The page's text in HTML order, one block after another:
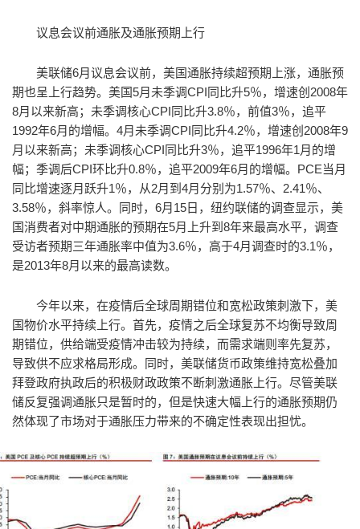
议息会议前通胀及通胀预期上行
美联储6月议息会议前，美国通胀持续超预期上涨，通胀预
期也呈上行趋势。美国5月未季调CPI同比升5％，增速创2008年
8月以来新高；未季调核心CPI同比升3.8％，前值3％，追平
1992年6月的增幅。4月未季调CPI同比升4.2％，增速创2008年9
月以来新高；未季调核心CPI同比升3％，追平1996年1月的增
幅；季调后CPI环比升0.8％，追平2009年6月的增幅。PCE当月
同比增速逐月跃升1％，从2月到4月分别为1.57％、2.41％、
3.58％，斜率惊人。同时，6月15日，纽约联储的调查显示，美
国消费者对中期通胀的预期在5月上升到8年来最高水平，调查
受访者预期三年通胀率中值为3.6％，高于4月调查时的3.1％，
是2013年8月以来的最高读数。
今年以来，在疫情后全球周期错位和宽松政策刺激下，美
国物价水平持续上行。首先，疫情之后全球复苏不均衡导致周
期错位，供给端受疫情冲击较为持续，而需求端则率先复苏，
导致供不应求格局形成。同时，美联储货币政策维持宽松叠加
拜登政府执政后的积极财政政策不断刺激通胀上行。尽管美联
储反复强调通胀只是暂时的，但是快速大幅上行的通胀预期仍
然体现了市场对于通胀压力带来的不确定性表现出担忧。